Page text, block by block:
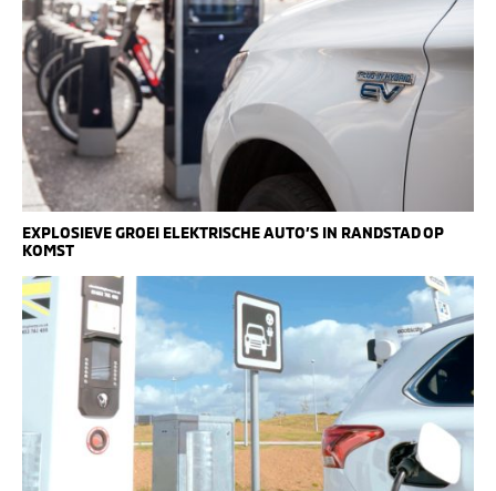
EXPLOSIEVE GROEI ELEKTRISCHE AUTO’S IN RANDSTAD OP
KOMST